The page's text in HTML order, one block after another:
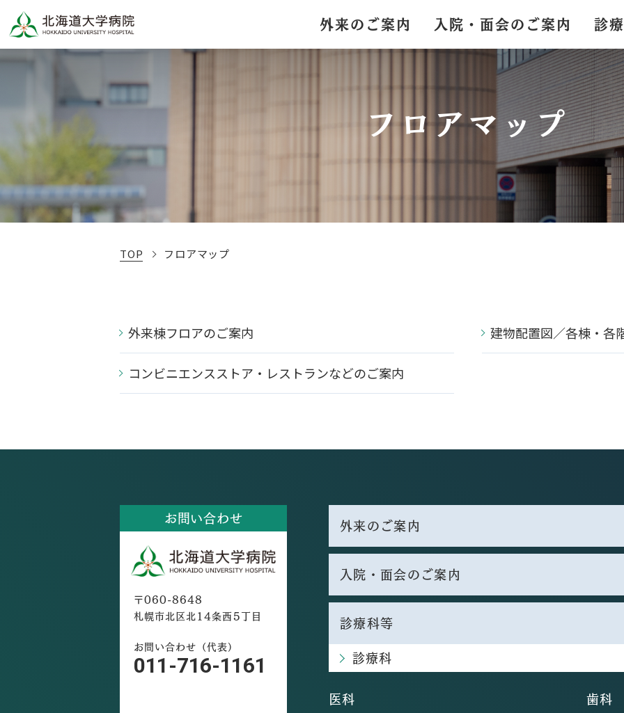
外来のご案内 入院・面会のご案内 診
フロアマップ
TOP フロアマップ
外来棟フロアのご案内 建物配置図／各棟・各
コンビニエンスストア・レストランなどのご案内
お問い合わせ
〒060-8648
札幌市北区北14条西5丁目
お問い合わせ（代表）
011-716-1161
外来のご案内
入院・面会のご案内
診療科等
診療科
医科 歯科